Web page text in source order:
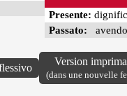
Presente:
Passato:
Version
(dans une nouvelle